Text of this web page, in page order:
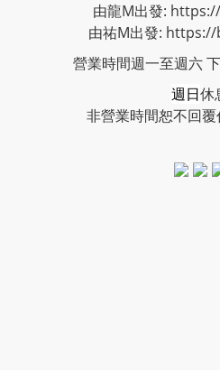
由龍M出發:
由祐M出發: https://
營業時間週一至週六
週日休
非營業時間恕不回